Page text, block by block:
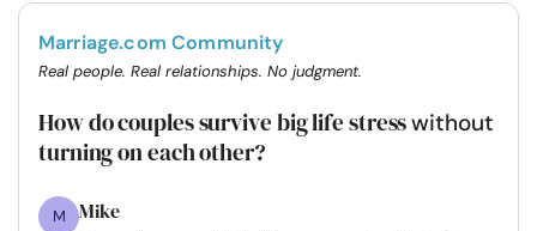
Marriage.com Community
Real people. Real relationships. No judgment.
How do couples survive big life stresswithout
turning on each other?
M Mike